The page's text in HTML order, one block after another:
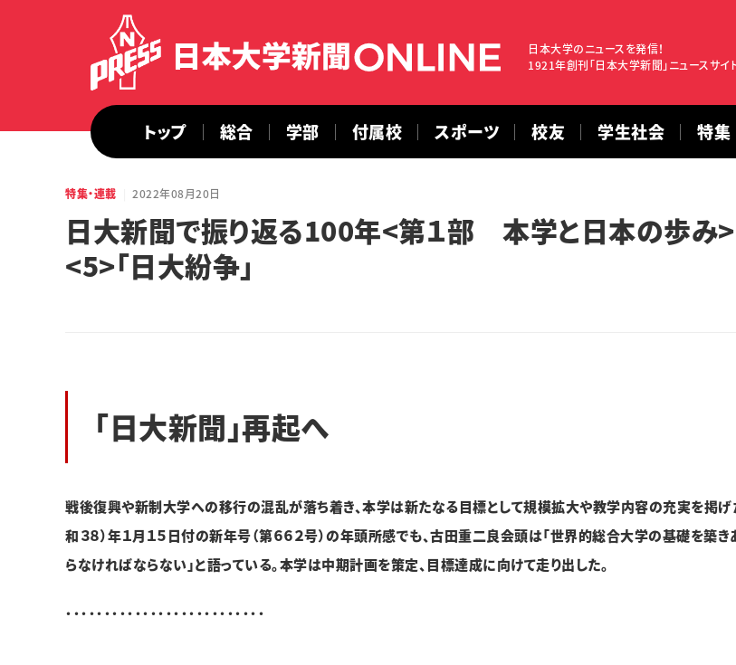
日本大学のニュースを発信！
1921年創刊「日本大学新聞」ニュースサイ
トップ 総合 学部 付属校 スポーツ 校友 学生社会 特集
特集・連載 2022年08月20日
日大新聞で振り返る100年<第１部 本学と日本の
<5>「日大紛争」
「日大新聞」再起へ
戦後復興や新制大学への移行の混乱が落ち着き、本学は新たなる目標として規模拡大や教学内容の充実を掲げた
和３８）年１月１５日付の新年号（第６６２号）の年頭所感でも、古田重二良会頭は「世界的総合大学の基礎を築
らなければならない」と語っている。本学は中期計画を策定、目標達成に向けて走り出した。
・・・・・・・・・・・・・・・・・・・・・・・・・・